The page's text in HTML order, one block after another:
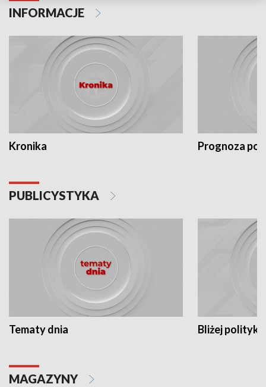
INFORMACJE
Kronika Prognoza
PUBLICYSTYKA
Tematy dnia Bliżej polityki
MAGAZYNY